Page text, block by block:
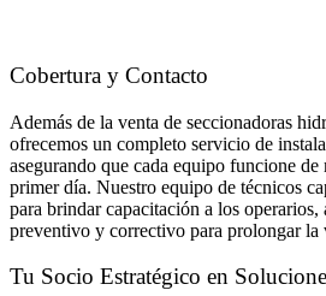
Cobertura y Contacto
Además de la venta de seccionadoras
ofrecemos un completo servicio de
asegurando que cada equipo funcione de
primer día. Nuestro equipo de técnicos
para brindar capacitación a los
preventivo y correctivo para prolongar la
Tu Socio Estratégico en